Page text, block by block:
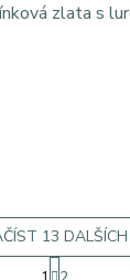
zlata s
13 DALŠÍCH
S